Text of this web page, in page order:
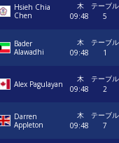
Hsieh Chia
Chen
木
09:48
テーブル
5
Bader
Alawadhi
木
09:48
テーブル
1
Alex Pagulayan
木
09:48
テーブル
2
Darren
Appleton
木
09:48
テーブル
7